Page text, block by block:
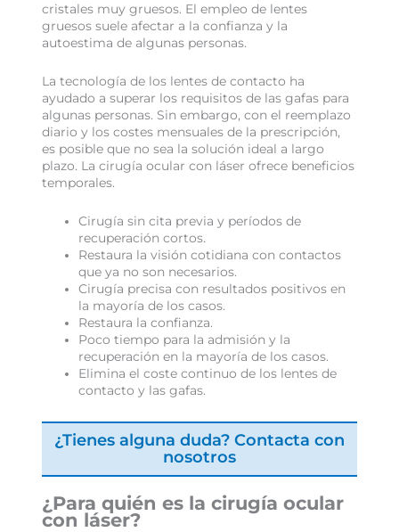
cristales muy gruesos. El empleo de lentes
gruesos suele afectar a la confianza y la
autoestima de algunas personas.
La tecnología de los lentes de contacto ha
ayudado a superar los requisitos de las gafas para
algunas personas. Sin embargo, con el reemplazo
diario y los costes mensuales de la prescripción,
es posible que no sea la solución ideal a largo
plazo. La cirugía ocular con láser ofrece beneficios
temporales.
Cirugía sin cita previa y períodos de
recuperación cortos.
Restaura la visión cotidiana con contactos
que ya no son necesarios.
Cirugía precisa con resultados positivos en
la mayoría de los casos.
Restaura la confianza.
Poco tiempo para la admisión y la
recuperación en la mayoría de los casos.
Elimina el coste continuo de los lentes de
contacto y las gafas.
¿Tienes alguna duda? Contacta con
nosotros
¿Para quién es la cirugía ocular
con láser?